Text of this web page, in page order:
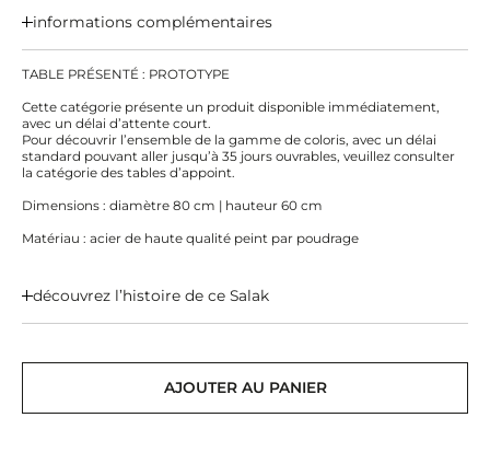
informations complémentaires
TABLE PRÉSENTÉ : PROTOTYPE
Cette catégorie présente un produit disponible immédiatement,
avec un délai d’attente court.
Pour découvrir l’ensemble de la gamme de coloris, avec un délai
standard pouvant aller jusqu’à 35 jours ouvrables, veuillez consulter
la catégorie des tables d’appoint.
Dimensions : diamètre 80 cm | hauteur 60 cm
Matériau : acier de haute qualité peint par poudrage
découvrez l’histoire de ce Salak
AJOUTER AU PANIER